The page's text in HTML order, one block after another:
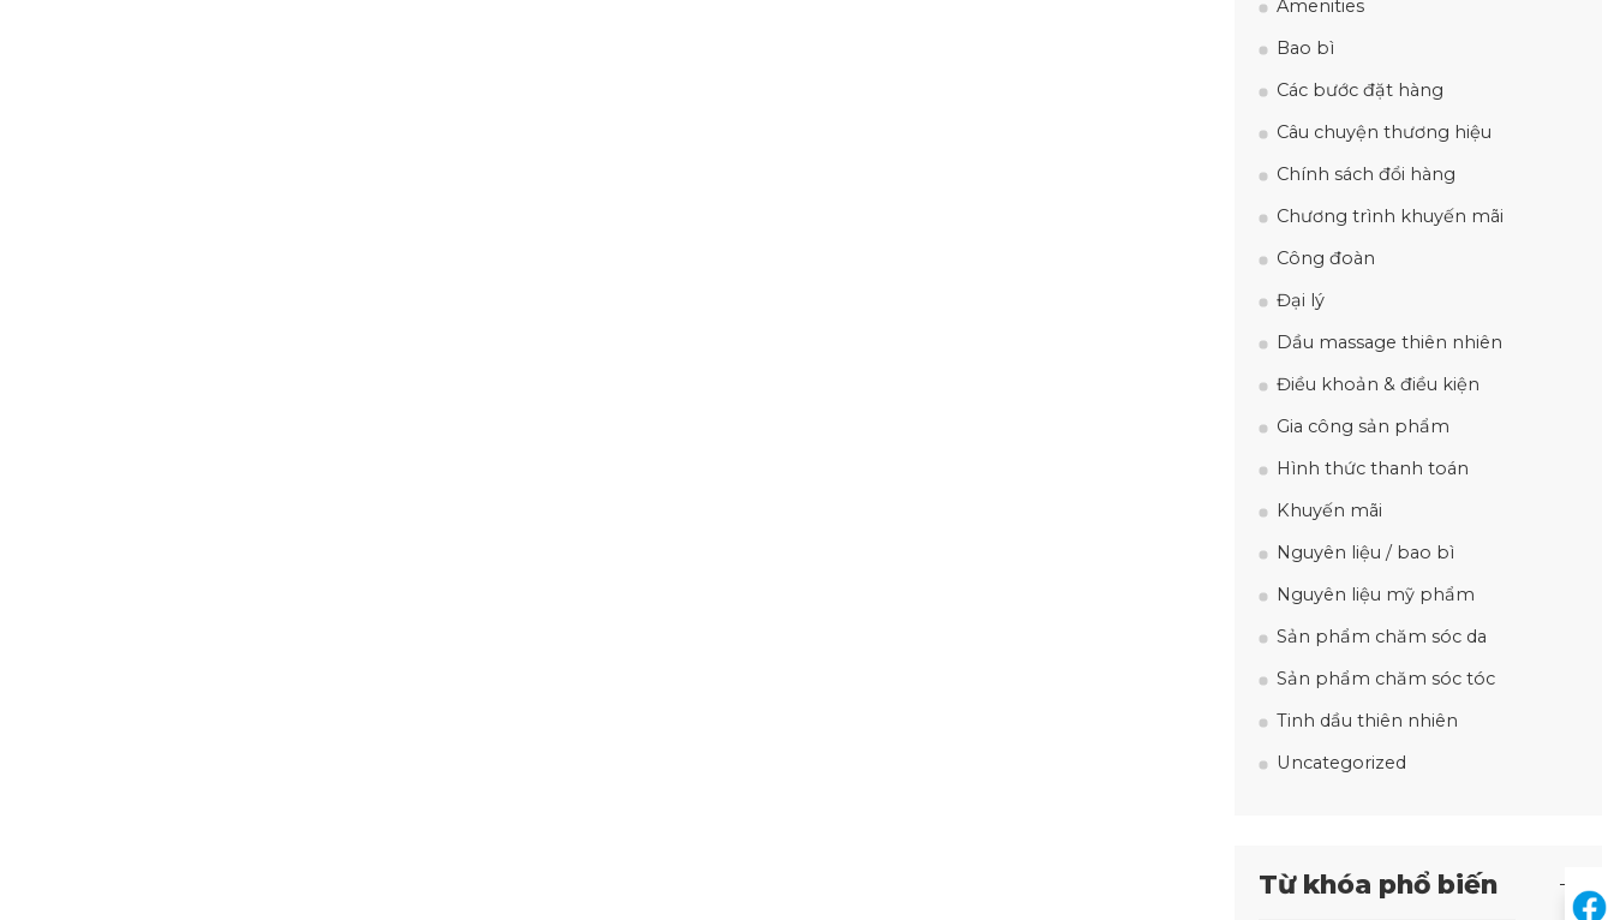
Amenities
Bao bì
Các bước đặt hàng
Câu chuyện thương hiệu
Chính sách đổi hàng
Chương trình khuyến mãi
Công đoàn
Đại lý
Dầu massage thiên nhiên
Điều khoản & điều kiện
Gia công sản phẩm
Hình thức thanh toán
Khuyến mãi
Nguyên liệu / bao bì
Nguyên liệu mỹ phẩm
Sản phẩm chăm sóc da
Sản phẩm chăm sóc tóc
Tinh dầu thiên nhiên
Uncategorized
Từ khóa phổ biến